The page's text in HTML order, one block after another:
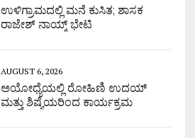
ಉಳಿಗ್ರಾಮದಲ್ಲಿ ಮನೆ ಕುಸಿತ; ಶಾಸಕ
ರಾಜೇಶ್ ನಾಯ್ಕ್ ಭೇಟಿ
AUGUST 6, 2026
ಅಯೋಧ್ಯೆಯಲ್ಲಿ ರೋಹಿಣಿ ಉದಯ್
ಮತ್ತು ಶಿಷ್ಯೆಯರಿಂದ ಕಾರ್ಯಕ್ರಮ